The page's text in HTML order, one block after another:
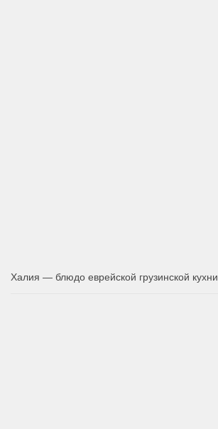
Халия — блюдо еврейской грузинской кухни